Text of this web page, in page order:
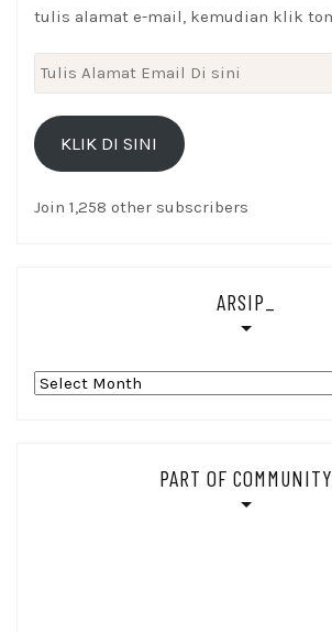
tulis alamat e-mail, kemudian klik
Tulis
Alamat
Email
KLIK DI SINI
Join 1,258 other subscribers
ARSIP_
Arsip_
PART OF COMMUNITY